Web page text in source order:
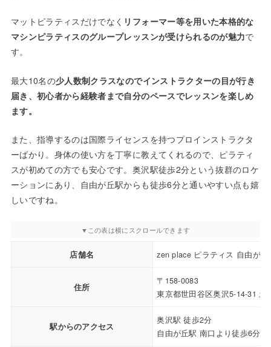
マットピラティスだけでなく リフォーマー等を用いた本格的な
マシンピラティスのグループレッスンが受けられるのが魅力で
す。
最大10名の少人数制クラスなのでインストラクターの目が行き
届き、初心者から経験者まで自分のペースでレッスンを楽しめ
ます。
また、指導するのは国際ライセンスを持つプロインストラクタ
ーばかり。身体の使い方を丁寧に教えてくれるので、ピラティ
スが初めての方でも安心です。奥沢駅徒歩2分という抜群のロケ
ーションにあり、自由が丘駅からも徒歩6分と通いやすい点も嬉
しいですね。
店舗名 zen place ピラティス 自由が丘
住所
〒158-0083
東京都世田谷区奥沢5-14-31 土
駅からのアクセス
奥沢駅 徒歩2分
自由が丘駅 南口より徒歩6分